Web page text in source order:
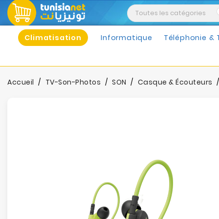
Climatisation Informatique Téléphonie &
Accueil TV-Son-Photos SON Casque & Écouteurs